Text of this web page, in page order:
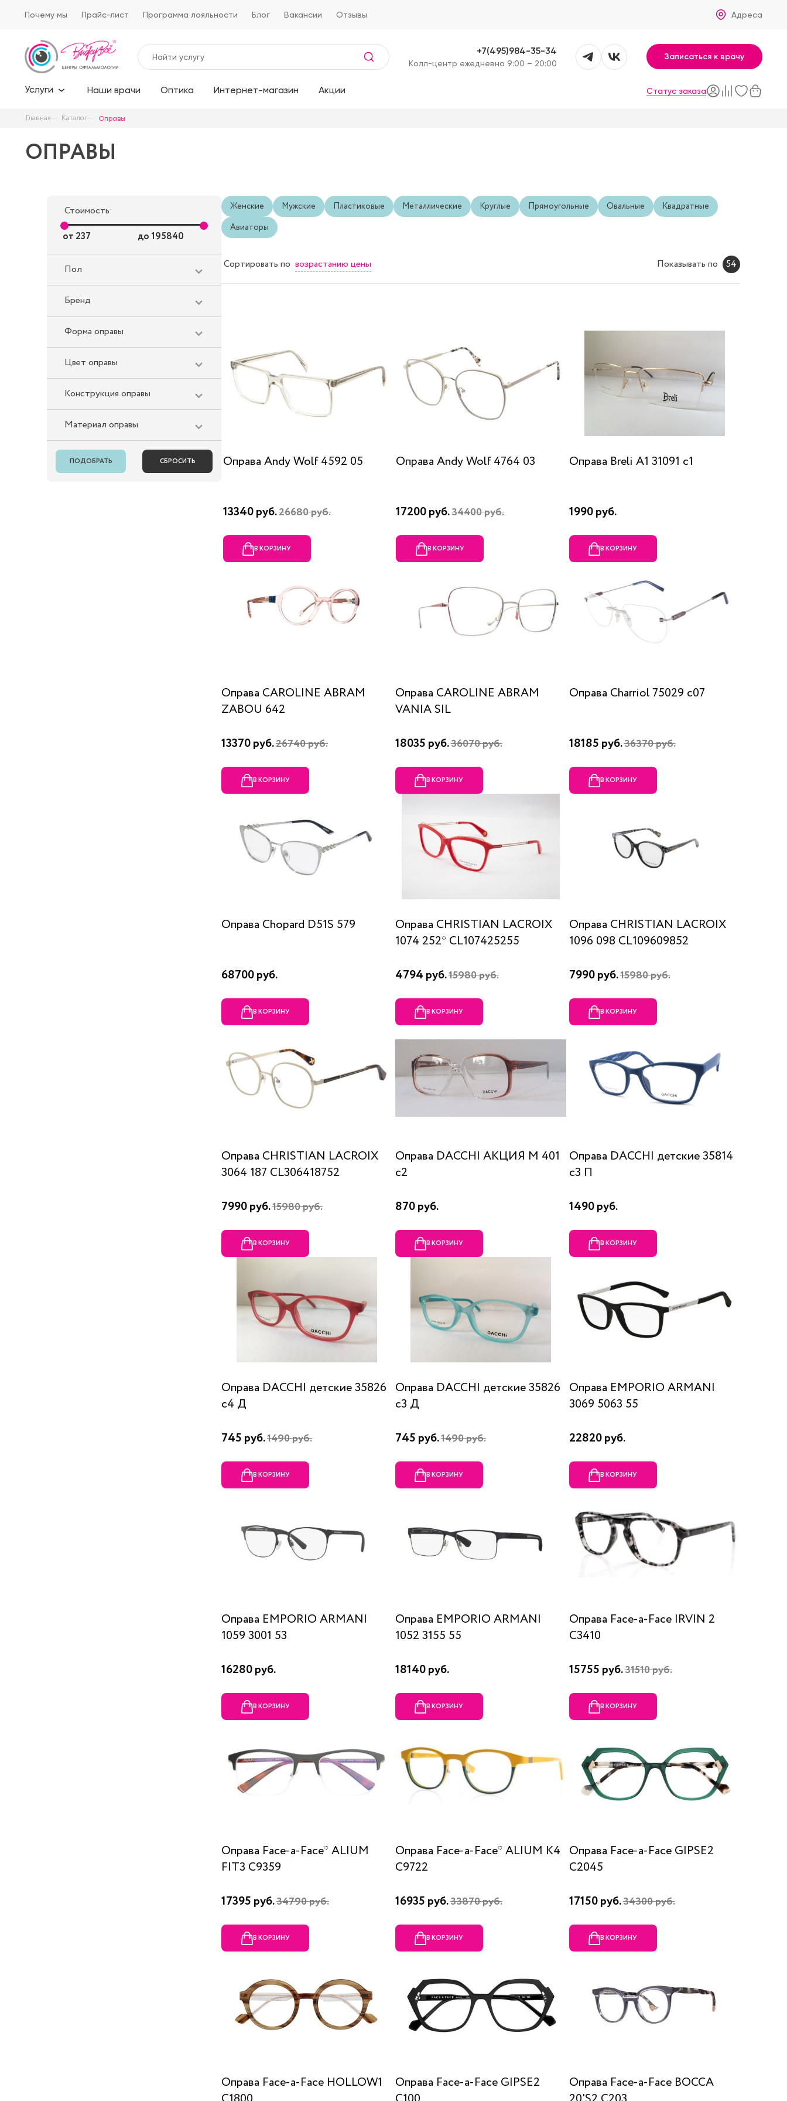
Почему мы Прайс-лист Программа лояльности Блог Вакансии Отзывы Адреса
+7(495)984-35-34
Kолл-центр ежедневно 9:00 – 20:00
Записаться к врачу
Услуги Наши врачи Оптика Интернет-магазин Акции Статус заказа
Главная Каталог Оправы
ОПРАВЫ
Стоимость:
от 237 до195840
Пол
Бренд
Форма оправы
Цвет оправы
Конструкция оправы
Материал оправы
Женские Мужские Пластиковые Металлические Круглые Прямоугольные Овальные
Квадратные
Авиаторы
Сортировать по возрастанию цены Показывать по 54
Оправа Andy Wolf 4592 05
13340 руб.26680 руб.
В КОРЗИНУ
Оправа Andy Wolf 4764 03
17200 руб.34400 руб.
В КОРЗИНУ
Оправа Breli A1 31091 c1
1990 руб.
В КОРЗИНУ
Оправа CAROLINE ABRAM
ZABOU 642
13370 руб.26740 руб.
В КОРЗИНУ
Оправа CAROLINE ABRAM
VANIA SIL
18035 руб.36070 руб.
В КОРЗИНУ
Оправа Charriol 75029 c07
18185 руб.36370 руб.
В КОРЗИНУ
Оправа Chopard D51S 579
68700 руб.
В КОРЗИНУ
Оправа CHRISTIAN LACROIX
1074 252* CL107425255
4794 руб.15980 руб.
В КОРЗИНУ
Оправа CHRISTIAN LACROIX
1096 098 CL109609852
7990 руб.15980 руб.
В КОРЗИНУ
Оправа CHRISTIAN LACROIX
3064 187 CL306418752
7990 руб.15980 руб.
В КОРЗИНУ
Оправа DACCHI АКЦИЯ М 401
c2
870 руб.
В КОРЗИНУ
Оправа DACCHI детские 35814
c3 П
1490 руб.
В КОРЗИНУ
Оправа DACCHI детские 35826
c4 Д
745 руб.1490 руб.
В КОРЗИНУ
Оправа DACCHI детские 35826
c3 Д
745 руб.1490 руб.
В КОРЗИНУ
Оправа EMPORIO ARMANI
3069 5063 55
22820 руб.
В КОРЗИНУ
Оправа EMPORIO ARMANI
1059 3001 53
16280 руб.
В КОРЗИНУ
Оправа EMPORIO ARMANI
1052 3155 55
18140 руб.
В КОРЗИНУ
Оправа Face-a-Face IRVIN 2
C3410
15755 руб.31510 руб.
В КОРЗИНУ
Оправа Face-a-Face* ALIUM
FIT3 C9359
17395 руб.34790 руб.
В КОРЗИНУ
Оправа Face-a-Face* ALIUM K4
C9722
16935 руб.33870 руб.
В КОРЗИНУ
Оправа Face-a-Face GIPSE2
C2045
17150 руб.34300 руб.
В КОРЗИНУ
Оправа Face-a-Face HOLLOW1
Оправа Face-a-Face GIPSE2
Оправа Face-a-Face BOCCA